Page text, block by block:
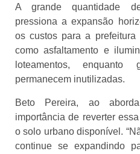
A grande quantidade
pressiona a expansão
os custos para a prefeitura
como asfaltamento e
loteamentos, enquanto
permanecem inutilizadas.
Beto Pereira, ao
importância de reverter
o solo urbano disponível.
continue se expandindo